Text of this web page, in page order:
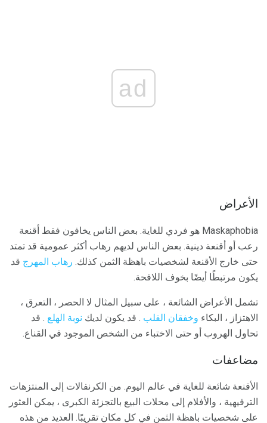
ad
الأعراض
Maskaphobia هو فردي للغاية. بعض الناس يخافون فقط أقنعة
رعب أو أقنعة دينية. بعض الناس لديهم رهاب أكثر عمومية قد تمتد
حتى خارج الأقنعة لشخصيات باهظة الثمن كذلك. رهاب المهرج قد
يكون مرتبطًا أيضًا بخوف اللافحة.
تشمل الأعراض الشائعة ، على سبيل المثال لا الحصر ، التعرق ،
الاهتزاز ، البكاء وخفقان القلب . قد يكون لديك نوبة الهلع . قد
تحاول الهروب أو حتى الاختباء من الشخص الموجود في القناع.
مضاعفات
الأقنعة شائعة للغاية في عالم اليوم. من الكرنفالات إلى المنتزهات
الترفيهية ، والأفلام إلى محلات البيع بالتجزئة الكبرى ، يمكن العثور
على شخصيات باهظة الثمن في كل مكان تقريبًا. العديد من هذه